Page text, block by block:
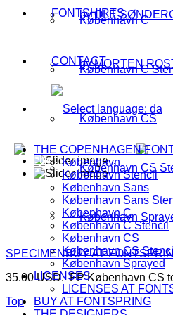
København C
København C
København CS
København CS
København
by OLE
by MORTEN
FONTSHIRTS
CONTACT
THE COPENHAGEN
København
København Stencil
København Sans
København Sans
København C
København C Stencil
København CS
København CS
København Sprayed
LICENSES
LICENSES AT
BUY AT FONTSPRING
SPECIMENBUY AT
35.00 USD. FP København CS
Top